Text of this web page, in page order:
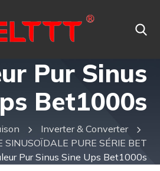
Pur Sinus
Bet1000s
Inverter & Converter
PURE SÉRIE BET
Pur Sinus Sine Ups Bet1000s